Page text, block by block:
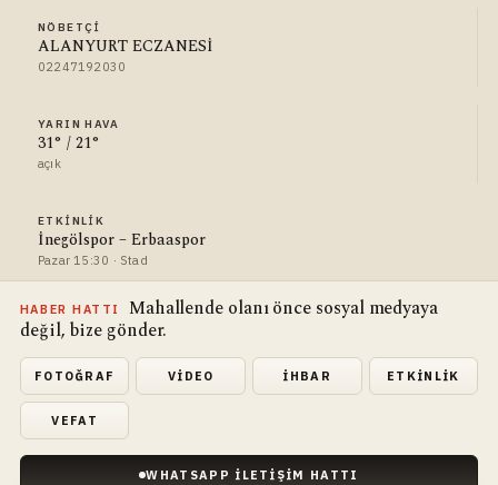
NÖBETÇI
ALANYURT ECZANESİ
02247192030
YARIN HAVA
31° / 21°
açık
ETKINLIK
İnegölspor – Erbaaspor
Pazar 15:30 · Stad
HABER HATTI
Mahallende olanı önce sosyal medyaya
değil, bize gönder.
FOTOĞRAF VIDEO İHBAR ETKINLIK
VEFAT
WHATSAPP İLETIŞIM HATTI